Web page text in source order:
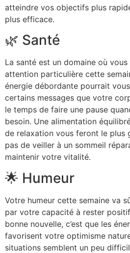
atteindre vos objectifs plus
plus efficace.
🌿 Santé
La santé est un domaine où
attention particulière cette
énergie débordante pourrait
certains messages que votre
le temps de faire une pause
besoin. Une alimentation
de relaxation vous feront le plus
pas de veiller à un sommeil
maintenir votre vitalité.
🌟 Humeur
Votre humeur cette semaine va
par votre capacité à rester
bonne nouvelle, c’est que les
favorisent votre optimisme
situations semblent un peu